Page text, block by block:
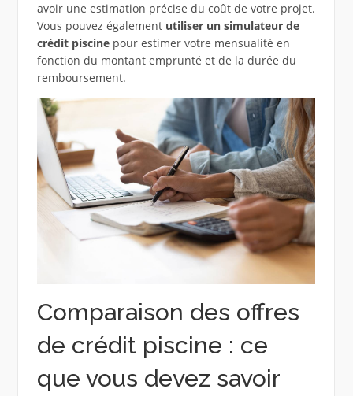
avoir une estimation précise du coût de votre projet.
Vous pouvez également utiliser un simulateur de
crédit piscinepour estimer votre mensualité en
fonction du montant emprunté et de la durée du
remboursement.
Comparaison des offres
de crédit piscine : ce
que vous devez savoir